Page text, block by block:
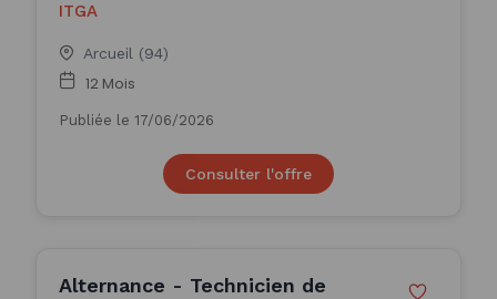
ITGA
Arcueil (94)
12 Mois
Publiée le 17/06/2026
Consulter l'offre
Alternance - Technicien de